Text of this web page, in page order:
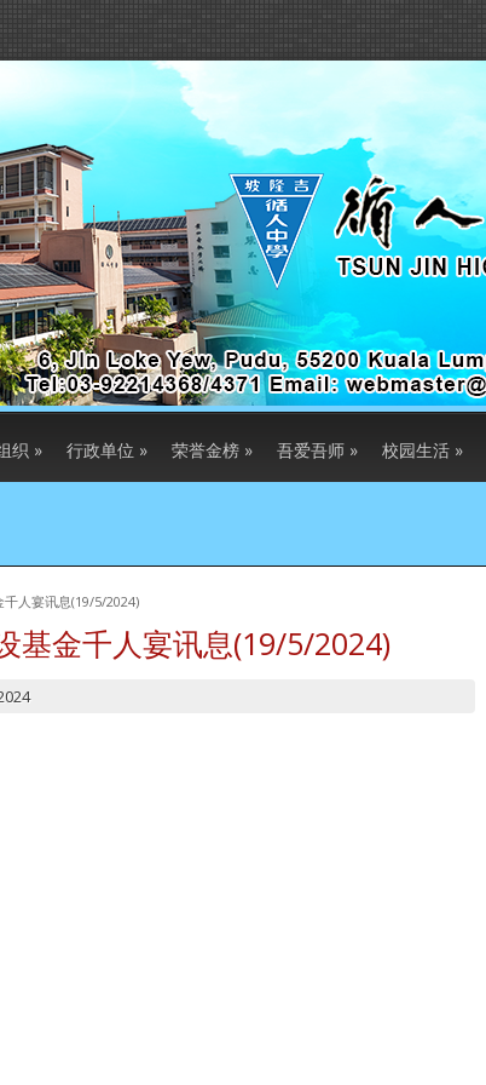
织 » 行政单位 » 荣誉金榜 » 吾爱吾师 » 校园生活 »
人宴讯息(19/5/2024)
基金千人宴讯息(19/5/2024)